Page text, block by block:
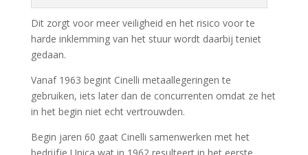
Dit zorgt voor meer veiligheid en het risico voor te
harde inklemming van het stuur wordt daarbij teniet
gedaan.
Vanaf 1963 begint Cinelli metaallegeringen te
gebruiken, iets later dan de concurrenten omdat ze het
in het begin niet echt vertrouwden.
Begin jaren 60 gaat Cinelli samenwerken met het